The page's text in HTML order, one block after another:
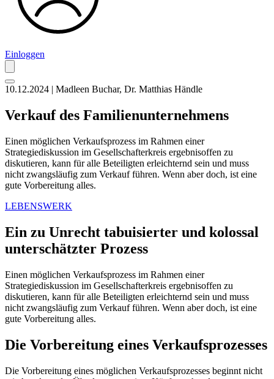
Einloggen
10.12.2024 | Madleen Buchar, Dr. Matthias Händle
Verkauf des Familienunternehmens
Einen möglichen Verkaufsprozess im Rahmen einer
Strategiediskussion im Gesellschafterkreis ergebnisoffen zu
diskutieren, kann für alle Beteiligten erleichternd sein und muss
nicht zwangsläufig zum Verkauf führen. Wenn aber doch, ist eine
gute Vorbereitung alles.
LEBENSWERK
Ein zu Unrecht tabuisierter und kolossal
unterschätzter Prozess
Einen möglichen Verkaufsprozess im Rahmen einer
Strategiediskussion im Gesellschafterkreis ergebnisoffen zu
diskutieren, kann für alle Beteiligten erleichternd sein und muss
nicht zwangsläufig zum Verkauf führen. Wenn aber doch, ist eine
gute Vorbereitung alles.
Die Vorbereitung eines Verkaufsprozesses
Die Vorbereitung eines möglichen Verkaufsprozesses beginnt nicht